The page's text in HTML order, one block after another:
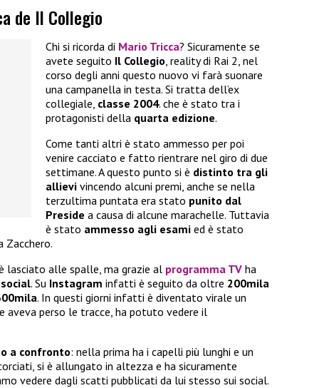
de Il Collegio
Chi si ricorda di Mario Tricca? Sicuramente se
avete seguito Il Collegio, reality di Rai 2, nel
corso degli anni questo nuovo vi farà suonare
una campanella in testa. Si tratta dell’ex
collegiale, classe 2004. che è stato tra i
protagonisti della quarta edizione.
Come tanti altri è stato ammesso per poi
venire cacciato e fatto rientrare nel giro di due
settimane. A questo punto si è distinto tra gli
allievi vincendo alcuni premi, anche se nella
terzultima puntata era stato punito dal
Preside a causa di alcune marachelle. Tuttavia
è stato ammesso agli esami ed è stato
Zacchero.
lasciato alle spalle, ma grazie al programma TV ha
. Su Instagram infatti è seguito da oltre 200mila
. In questi giorni infatti è diventato virale un
aveva perso le tracce, ha potuto vedere il
a confronto: nella prima ha i capelli più lunghi e un
si è allungato in altezza e ha sicuramente
vedere dagli scatti pubblicati da lui stesso sui social.